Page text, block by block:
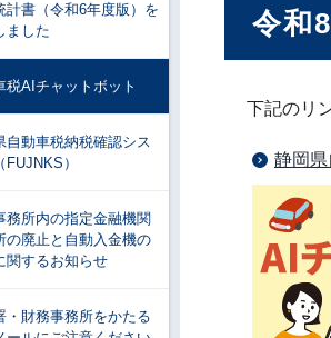
令和
下記のリ
静岡県
計書（令和6年度版）を
ました
税AIチャットボット
自動車税納税確認シス
FUJNKS）
務所内の指定金融機関
の廃止と自動入金機の
関するお知らせ
・財務事務所をかたる